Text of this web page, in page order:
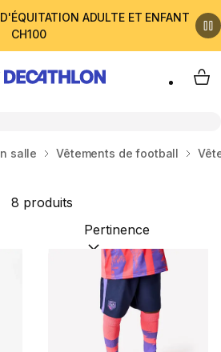
ADULTE ET ENFANT
CH100
My
salle Vêtements de football
8 produits
Trier par :(optional)